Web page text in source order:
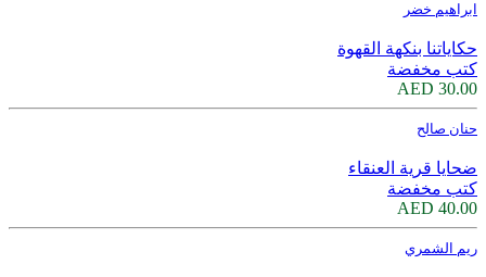
ابراهيم خضر
حكاياتنا بنكهة القهوة
كتب مخفضة
30.00 AED
حنان صالح
ضحايا قرية العنقاء
كتب مخفضة
40.00 AED
ريم الشمري